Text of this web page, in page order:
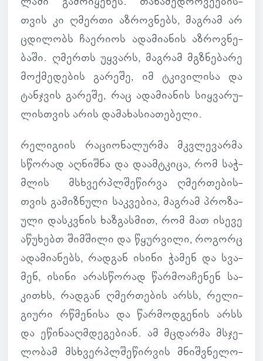
თვის კი ღმერთი აზ­როვ­ნებს, მაგ­რამ არ
ცდი­ლობს ჩა­ე­რიოს ადა­მი­ა­ნის აზ­როვ­ნე­
ბაში. ღმერთს უყ­ვარს, მაგ­რამ მგზნე­ბარე
მოქ­მე­დე­ბის გა­რეშე, იმ ტკი­ვი­ლისა და
ტან­ჯვის გა­რეშე, რაც ადა­მი­ა­ნის სიყ­ვა­რუ­
ლის­თვის არის და­მა­ხა­სი­ა­თე­ბელი.
რე­ლი­გიის რა­ცი­ო­ნა­ლურმა მკვლე­ვარმა
სწო­რად აღ­ნიშნა და და­ამ­ტკიცა, რომ საჭ­
მლის მსხვერ­პლშე­წირვა ღმერ­თე­ბის­
თვის გა­მიზ­ნული საკ­ვე­ბია, მაგ­რამ პრო­ზა­
ული დას­კვნის ხაზ­გას­მით, რომ მათ ისევე
აწუ­ხებთ შიმ­შილი და წყურ­ვილი, რო­გორც
ადა­მი­ა­ნებს, რად­გან ისინი ჭამენ და სვა­
მენ, ისინი არას­წო­რად წარ­მო­ა­ჩე­ნენ სა­
კითხს, რად­გან ღმერ­თე­ბის არსს, რე­ლი­
გი­ური რწმე­ნისა და წარ­მოდ­გე­ნის არსს
და ეწი­ნა­აღ­მდე­გე­ბიან. ამ მცდარმა მსჯე­
ლო­ბამ მსხვერ­პლშე­წირ­ვის მნიშ­ვნე­ლო­